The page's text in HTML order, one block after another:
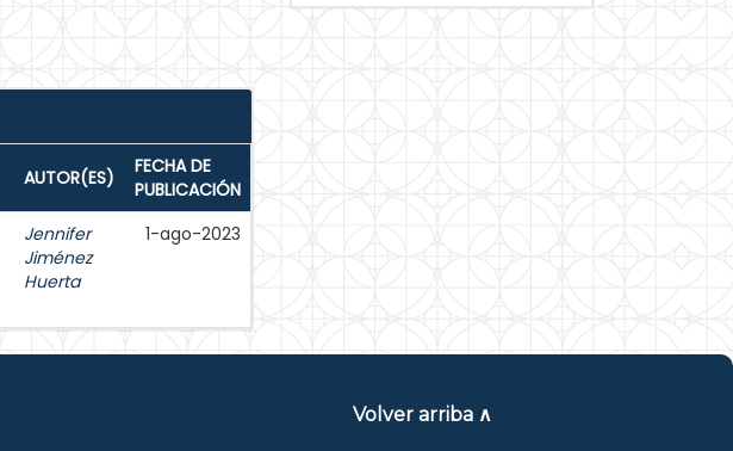
AUTOR(ES)
FECHA DE
PUBLICACIÓN
Jennifer
Jiménez
Huerta
1-ago-2023
Volver arriba ∧